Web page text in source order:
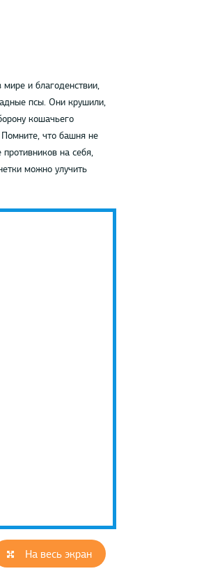
и благоденствии,
псы. Они крушили,
кошачьего
что башня не
на себя,
можно улучить
На весь экран